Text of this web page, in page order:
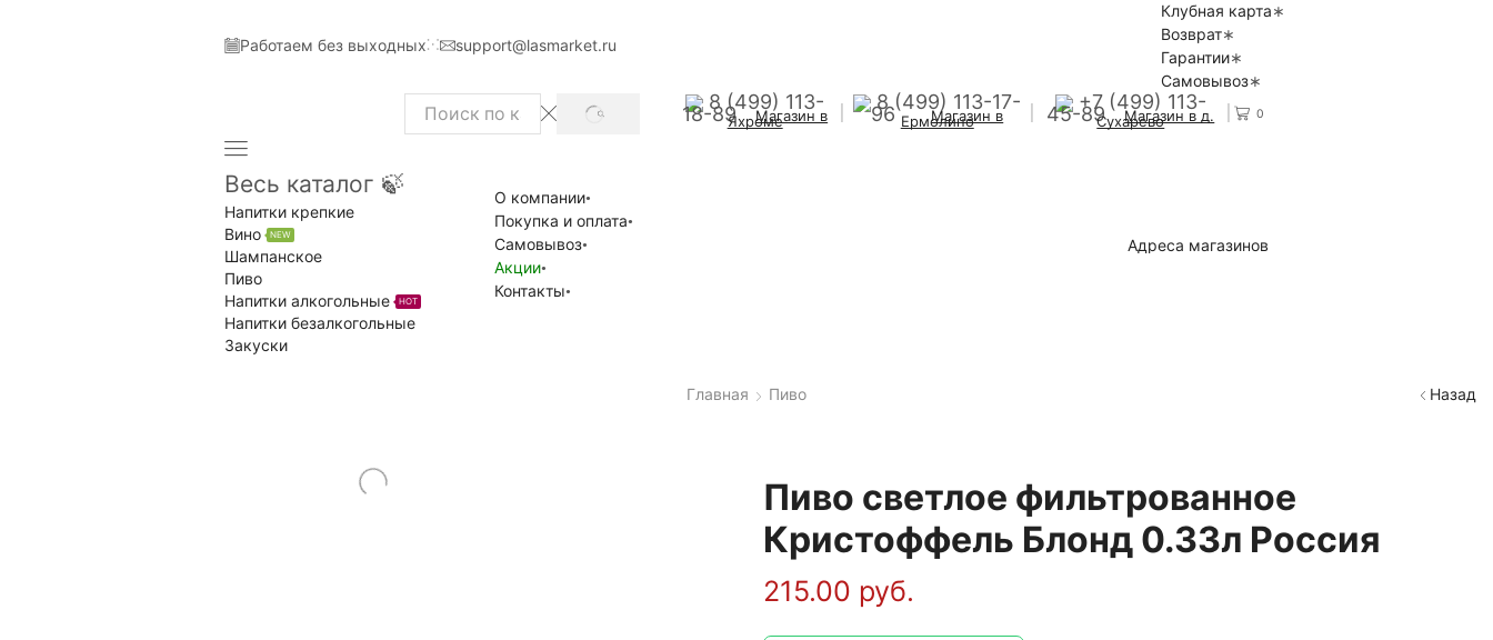
Работаем без выходных support@lasmarket.ru
Клубная карта
Возврат
Гарантии
Самовывоз
Search
SEARCH
8 (499) 113-
18-89 Магазин в
Яхроме
8 (499) 113-17-
96 Магазин в
Ермолино
+7 (499) 113-
45-89 Магазин в д.
Сухарево 0
Весь каталог 🍃
Напитки крепкие
Вино
NEW
Шампанское
Пиво
Напитки алкогольные
HOT
Напитки безалкогольные
Закуски
О компании
Покупка и оплата
Самовывоз
Акции
Контакты
Адреса магазинов
Главная Пиво Назад
Пиво светлое фильтрованное
Кристоффель Блонд 0.33л Россия
215.00 руб.